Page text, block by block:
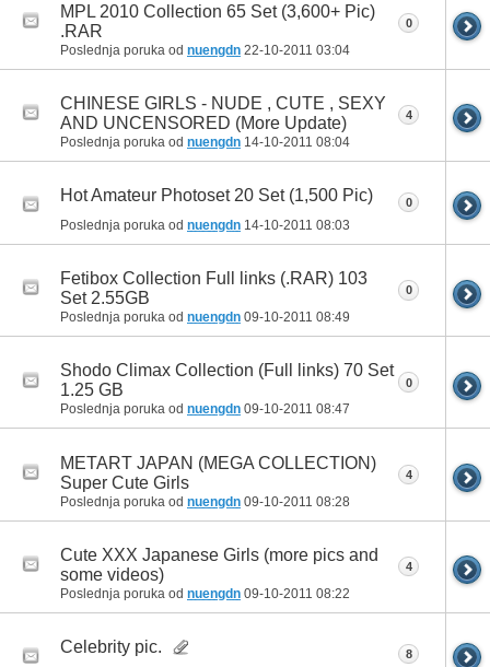
MPL 2010 Collection 65 Set (3,600+ Pic)
.RAR
Poslednja poruka od nuengdn 22-10-2011 03:04
0
CHINESE GIRLS - NUDE , CUTE , SEXY
AND UNCENSORED (More Update)
Poslednja poruka od nuengdn 14-10-2011 08:04
4
Hot Amateur Photoset 20 Set (1,500 Pic)
Poslednja poruka od nuengdn 14-10-2011 08:03
0
Fetibox Collection Full links (.RAR) 103
Set 2.55GB
Poslednja poruka od nuengdn 09-10-2011 08:49
0
Shodo Climax Collection (Full links) 70 Set
1.25 GB
Poslednja poruka od nuengdn 09-10-2011 08:47
0
METART JAPAN (MEGA COLLECTION)
Super Cute Girls
Poslednja poruka od nuengdn 09-10-2011 08:28
4
Cute XXX Japanese Girls (more pics and
some videos)
Poslednja poruka od nuengdn 09-10-2011 08:22
4
Celebrity pic. 8